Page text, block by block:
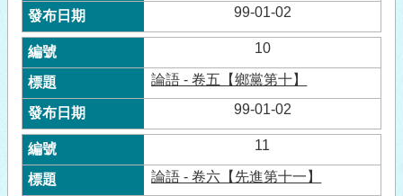
99-01-02
10
論語 - 卷五【鄉黨第十】
99-01-02
11
論語 - 卷六【先進第十一】